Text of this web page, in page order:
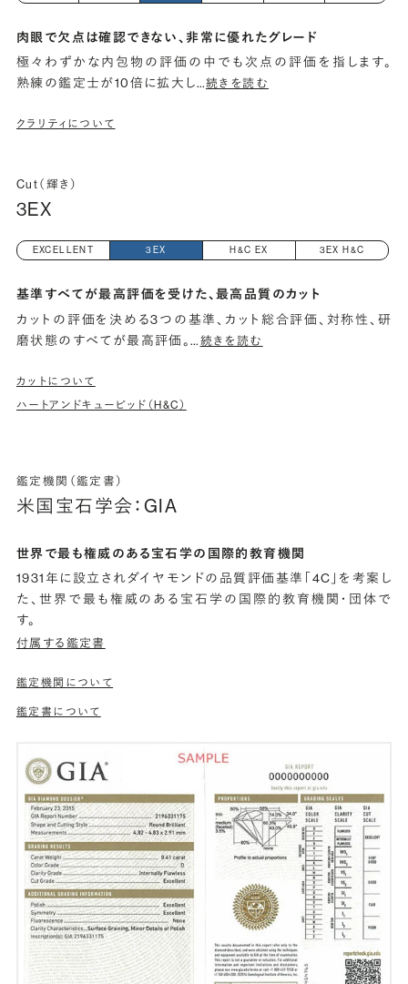
肉眼で欠点は確認できない、非常に優れたグレード
極々わずかな内包物の評価の中でも次点の評価を指します。
熟練の鑑定士が10倍に拡大し…続きを読む
クラリティについて
Cut（輝き）
3EX
EXCELLENT 3EX H&C EX 3EX H&C
基準すべてが最高評価を受けた、最高品質のカット
カットの評価を決める3つの基準、カット総合評価、対称性、研
磨状態のすべてが最高評価。…続きを読む
カットについて
ハートアンドキューピッド（H&C）
鑑定機関（鑑定書）
米国宝石学会：GIA
世界で最も権威のある宝石学の国際的教育機関
1931年に設立されダイヤモンドの品質評価基準「4C」を考案し
た、世界で最も権威のある宝石学の国際的教育機関・団体で
す。
付属する鑑定書
鑑定機関について
鑑定書について